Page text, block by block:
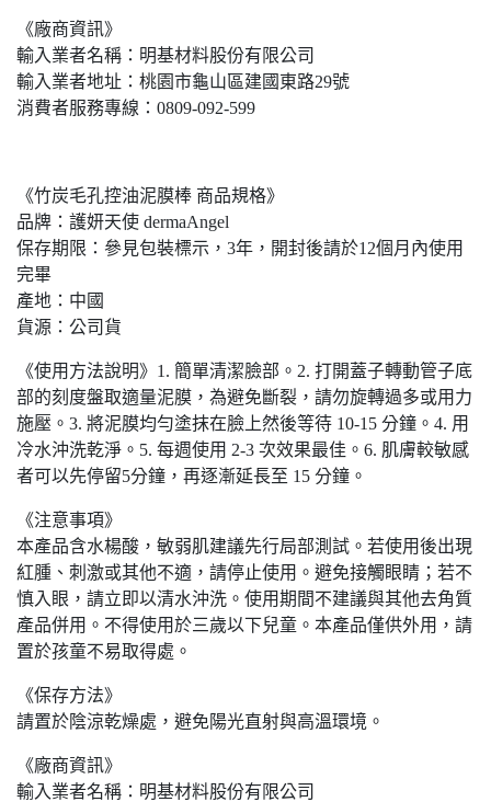
《廠商資訊》
輸入業者名稱：明基材料股份有限公司
輸入業者地址：桃園市龜山區建國東路29號
消費者服務專線：0809-092-599
《竹炭毛孔控油泥膜棒 商品規格》
品牌：護妍天使 dermaAngel
保存期限：參見包裝標示，3年，開封後請於12個月內使用
完畢
產地：中國
貨源：公司貨
《使用方法說明》1. 簡單清潔臉部。2. 打開蓋子轉動管子底
部的刻度盤取適量泥膜，為避免斷裂，請勿旋轉過多或用力
施壓。3. 將泥膜均勻塗抹在臉上然後等待 10-15 分鐘。4. 用
冷水沖洗乾淨。5. 每週使用 2-3 次效果最佳。6. 肌膚較敏感
者可以先停留5分鐘，再逐漸延長至 15 分鐘。
《注意事項》
本產品含水楊酸，敏弱肌建議先行局部測試。若使用後出現
紅腫、刺激或其他不適，請停止使用。避免接觸眼睛；若不
慎入眼，請立即以清水沖洗。使用期間不建議與其他去角質
產品併用。不得使用於三歲以下兒童。本產品僅供外用，請
置於孩童不易取得處。
《保存方法》
請置於陰涼乾燥處，避免陽光直射與高溫環境。
《廠商資訊》
輸入業者名稱：明基材料股份有限公司